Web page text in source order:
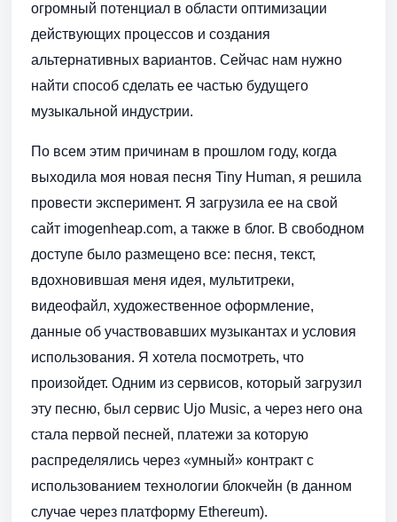
огромный потенциал в области оптимизации
действующих процессов и создания
альтернативных вариантов. Сейчас нам нужно
найти способ сделать ее частью будущего
музыкальной индустрии.
По всем этим причинам в прошлом году, когда
выходила моя новая песня Tiny Human, я решила
провести эксперимент. Я загрузила ее на свой
сайт imogenheap.com, а также в блог. В свободном
доступе было размещено все: песня, текст,
вдохновившая меня идея, мультитреки,
видеофайл, художественное оформление,
данные об участвовавших музыкантах и условия
использования. Я хотела посмотреть, что
произойдет. Одним из сервисов, который загрузил
эту песню, был сервис Ujo Music, а через него она
стала первой песней, платежи за которую
распределялись через «умный» контракт с
использованием технологии блокчейн (в данном
случае через платформу Ethereum).